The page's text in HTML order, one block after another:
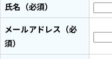
氏名（必須）
メールアドレス（必
須）